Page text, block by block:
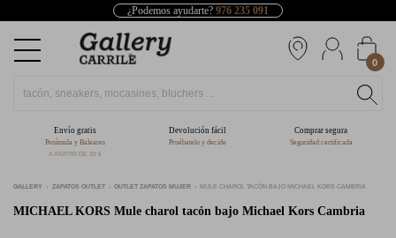
¿Podemos ayudarte? 976 235 091
0
Envío gratis
Península y Baleares
A PARTIR DE 39 €
Devolución fácil
Pruébatelo y decide
Comprar segura
Seguridad certificada
GALLERY ZAPATOS OUTLET OUTLET ZAPATOS MUJER MULE CHAROL TACÓN BAJO MICHAEL KORS CAMBRIA
MICHAEL KORS Mule charol tacón bajo Michael Kors Cambria